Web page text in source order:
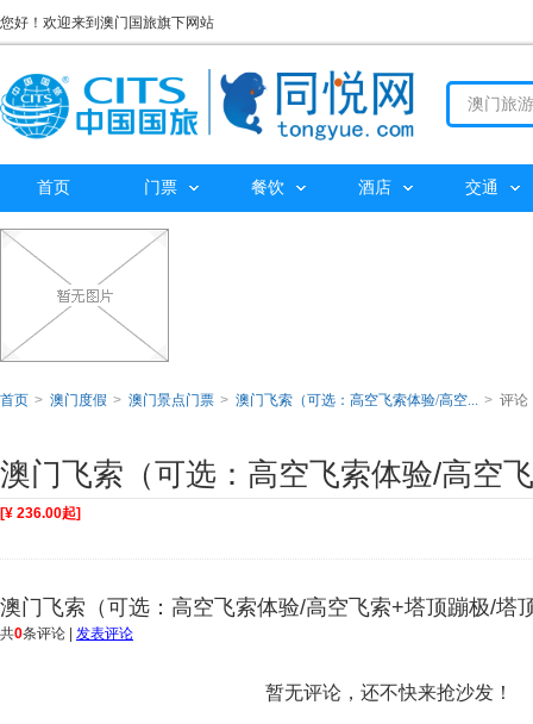
您好！欢迎来到澳门国旅旗下网站
首页 门票 餐饮 酒店 交通
首页 > 澳门度假 > 澳门景点门票 > 澳门飞索（可选：高空飞索体验/高空... > 评论
澳门飞索（可选：高空飞索体验/高空
漫步体验）
[¥ 236.00起]
澳门飞索（可选：高空飞索体验/高空飞索+塔顶蹦极/塔
共0条评论 | 发表评论
暂无评论，还不快来抢沙发！